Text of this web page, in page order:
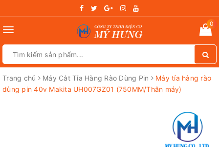
Toggle
0
Trang chủ Máy Cắt Tỉa Hàng Rào Dùng Pin
Máy tỉa hàng rào
dùng pin 40v Makita UH007GZ01 (750MM/Thân máy)